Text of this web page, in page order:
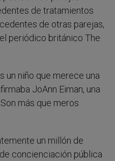
de tratamientos
de otras parejas,
periódico británico The
un niño que merece una
JoAnn Eiman, una
más que meros
un millón de
concienciación pública